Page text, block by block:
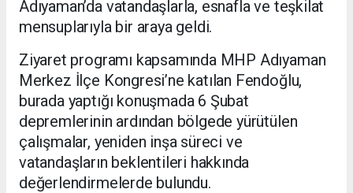
Adıyaman’da vatandaşlarla, esnafla ve teşkilat
mensuplarıyla bir araya geldi.
Ziyaret programı kapsamında MHP Adıyaman
Merkez İlçe Kongresi’ne katılan Fendoğlu,
burada yaptığı konuşmada 6 Şubat
depremlerinin ardından bölgede yürütülen
çalışmalar, yeniden inşa süreci ve
vatandaşların beklentileri hakkında
değerlendirmelerde bulundu.